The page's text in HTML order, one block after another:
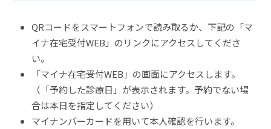
QRコードをスマートフォンで読み取るか、下記の「マ
イナ在宅受付WEB」のリンクにアクセスしてくださ
い。
「マイナ在宅受付WEB」の画面にアクセスします。
（「予約した診療日」が表示されます。予約でない場
合は本日を指定してください）
マイナンバーカードを用いて本人確認を行います。